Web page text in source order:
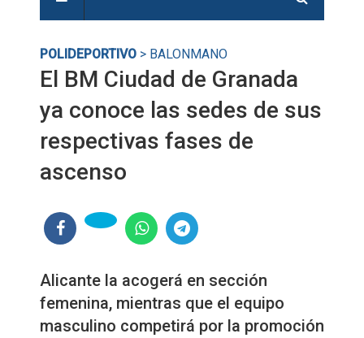
POLIDEPORTIVO > BALONMANO
El BM Ciudad de Granada
ya conoce las sedes de sus
respectivas fases de
ascenso
Alicante la acogerá en sección
femenina, mientras que el equipo
masculino competirá por la promoción